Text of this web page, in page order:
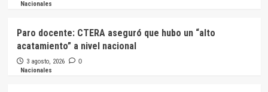
Nacionales
Paro docente: CTERA aseguró que hubo un “alto
acatamiento” a nivel nacional
3 agosto, 2026 0
Nacionales